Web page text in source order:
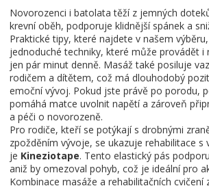
Novorozenci i batolata těží z jemných
krevní oběh, podporuje klidnější spánek a
Praktické tipy, které najdete v našem
jednoduché techniky, které může provádět i
jen pár minut denně. Masáž také posiluje
rodičem a dítětem, což má dlouhodobý
emoční vývoj. Pokud jste právě po porodu,
pomáhá matce uvolnit napětí a zároveň
a péči o novorozeně.
Pro rodiče, kteří se potýkají s drobnými
zpožděním vývoje, se ukazuje rehabilitace
je Kineziotape. Tento elastický pás
aniž by omezoval pohyb, což je ideální pro
Kombinace masáže a rehabilitačních cvičení